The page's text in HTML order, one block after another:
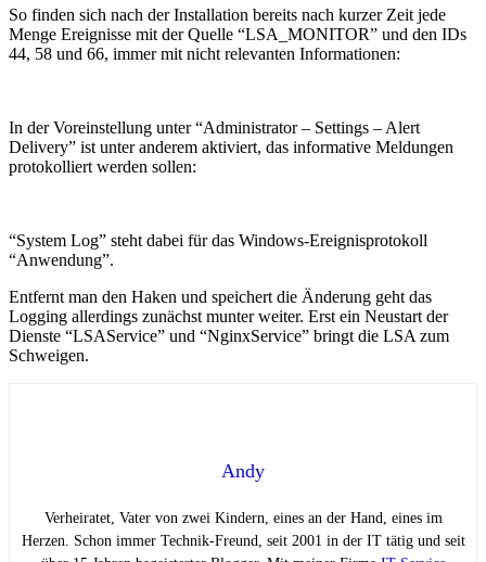
So finden sich nach der Installation bereits nach kurzer Zeit jede
Menge Ereignisse mit der Quelle “LSA_MONITOR” und den IDs
44, 58 und 66, immer mit nicht relevanten Informationen:
In der Voreinstellung unter “Administrator – Settings – Alert
Delivery” ist unter anderem aktiviert, das informative Meldungen
protokolliert werden sollen:
“System Log” steht dabei für das Windows-Ereignisprotokoll
“Anwendung”.
Entfernt man den Haken und speichert die Änderung geht das
Logging allerdings zunächst munter weiter. Erst ein Neustart der
Dienste “LSAService” und “NginxService” bringt die LSA zum
Schweigen.
Andy
Verheiratet, Vater von zwei Kindern, eines an der Hand, eines im
Herzen. Schon immer Technik-Freund, seit 2001 in der IT tätig und seit